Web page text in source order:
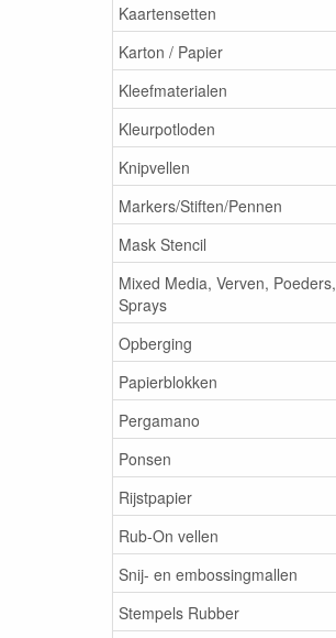
Kaartensetten
Karton / Papier
Kleefmaterialen
Kleurpotloden
Knipvellen
Markers/Stiften/Pennen
Mask Stencil
Mixed Media, Verven, Poeders,
Sprays
Opberging
Papierblokken
Pergamano
Ponsen
Rijstpapier
Rub-On vellen
Snij- en embossingmallen
Stempels Rubber